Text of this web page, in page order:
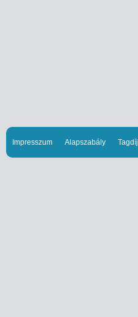
Impresszum Alapszabály Tagdíj